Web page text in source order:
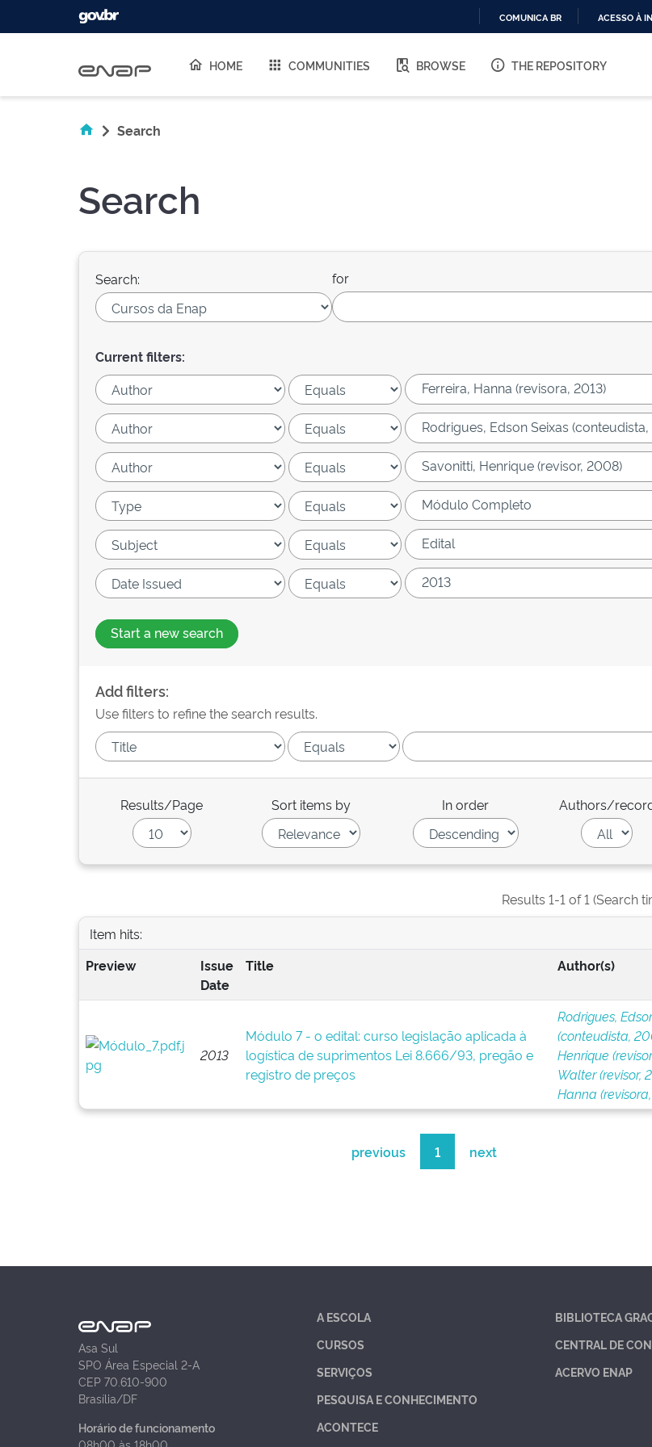
O
COMUNICA BR ACESSO À
HOME COMMUNITIES BROWSE THE REPOSITORY
Search
Search
Search: for
Current filters:
Start a new search
Add filters:
Use filters to refine the search results.
Results/Page Sort items by In order Authors/
Results 1-1 of 1 (Search
Item hits:
Preview
Issue
Date
Title Author(s)
2013
Módulo 7 - o edital: curso legislação aplicada à
logística de suprimentos Lei 8.666/93, pregão e
registro de preços
Rodrigues,
(conteudista,
Henrique
Walter (revisor,
Hanna
previous 1 next
Asa Sul
SPO Área Especial 2-A
CEP 70.610-900
Brasília/DF
Horário de funcionamento
A ESCOLA
CURSOS
SERVIÇOS
PESQUISA E CONHECIMENTO
ACONTECE
BIBLIOTECA
CENTRAL DE
ACERVO ENAP